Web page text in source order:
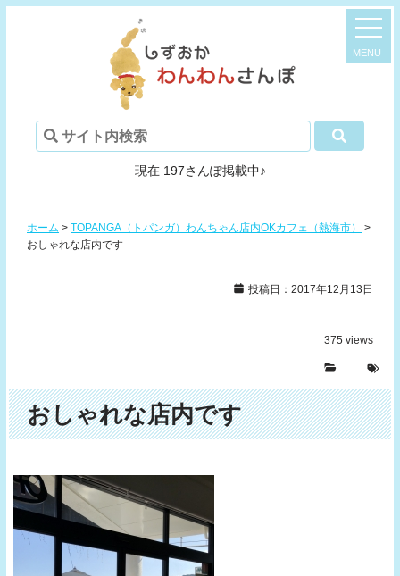
現在 197さんぽ掲載中♪
ホーム > TOPANGA（トパンガ）わんちゃん店内OKカフェ（熱海市）
>
おしゃれな店内です
投稿日：2017年12月13日
375 views
おしゃれな店内です